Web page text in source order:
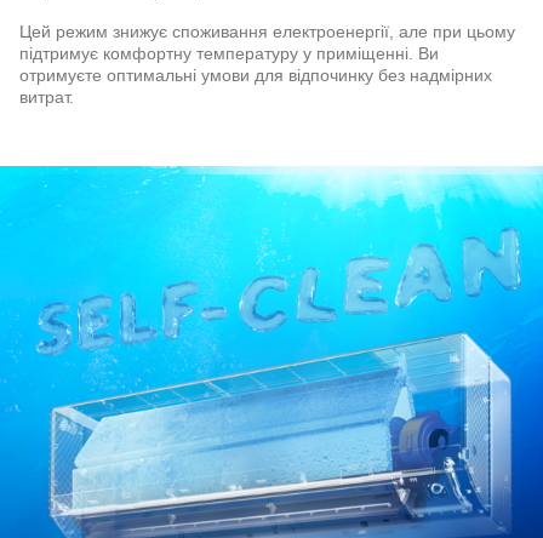
Цей режим знижує споживання електроенергії, але при цьому
підтримує комфортну температуру у приміщенні. Ви
отримуєте оптимальні умови для відпочинку без надмірних
витрат.